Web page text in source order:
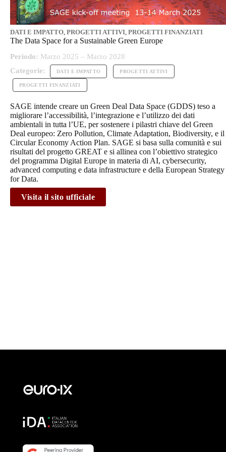
DATI E IMPATTO, PROGETTI ATTIVI, PROGETTI FINANZIATI
The Data Space for a Sustainable Green Europe
Periodo: Marzo 2025 – Marzo 2028
Categorie:
DATI E IMPATTO PROGETTI ATTIVI
PROGETTI FINANZIATI
SAGE intende creare un Green Deal Data Space (GDDS) teso a
migliorare l’accessibilità, l’integrazione e l’utilizzo dei dati
ambientali in tutta l’UE, per sostenere i pilastri chiave del Green
Deal europeo: Zero Pollution, Climate Adaptation, Biodiversity, e il
Circular Economy Action Plan. SAGE si basa sulla comunità e sui
risultati del progetto GREAT e si allinea con l’obiettivo strategico
del programma Digital Europe in materia di AI, cybersecurity,
advanced computing e data infrastructure e della European Strategy
for Data.
Visita il sito ufficiale